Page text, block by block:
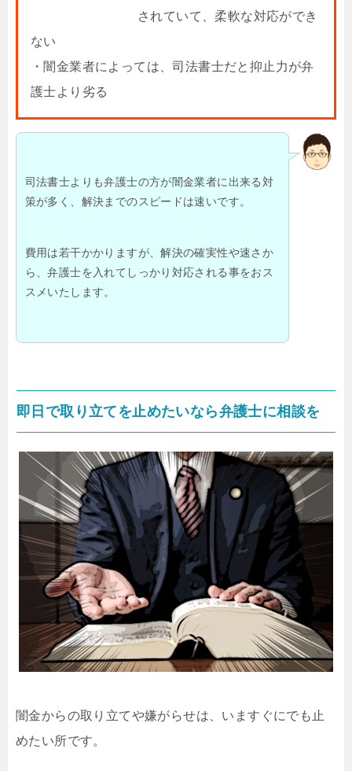
されていて、柔軟な対応ができ
ない
・闇金業者によっては、司法書士だと抑止力が弁
護士より劣る
司法書士よりも弁護士の方が闇金業者に出来る対
策が多く、解決までのスピードは速いです。
費用は若干かかりますが、解決の確実性や速さか
ら、弁護士を入れてしっかり対応される事をおス
スメいたします。
即日で取り立てを止めたいなら弁護士に相談を
闇金からの取り立てや嫌がらせは、いますぐにでも止
めたい所です。